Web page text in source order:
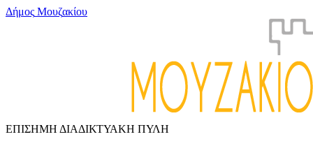
Δήμος Μουζακίου
ΕΠΙΣΗΜΗ ΔΙΑΔΙΚΤΥΑΚΗ ΠΥΛΗ